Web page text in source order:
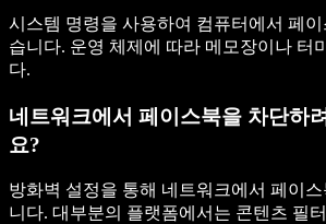
시스템 명령을 사용하여 컴퓨터에서 페
습니다. 운영 체제에 따라 메모장이나 터
다.
네트워크에서 페이스북을 차단하
요?
방화벽 설정을 통해 네트워크에서 페이
니다. 대부분의 플랫폼에서는 콘텐츠 필